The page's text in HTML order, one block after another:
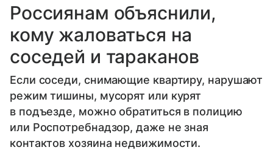
Россиянам объяснили,
кому жаловаться на
соседей и тараканов
Если соседи, снимающие квартиру, нарушают
режим тишины, мусорят или курят
в подъезде, можно обратиться в полицию
или Роспотребнадзор, даже не зная
контактов хозяина недвижимости.